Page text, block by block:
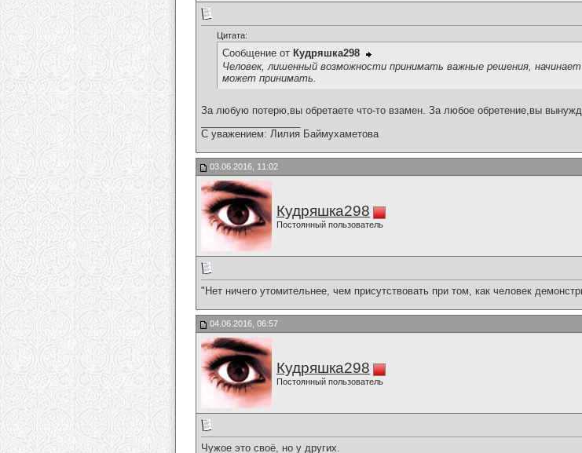
Цитата:
Сообщение от Кудряшка298
Человек, лишенный возможности принимать важные решения,
может принимать.
За любую потерю,вы обретаете что-то взамен. За любое обретение,вы
С уважением: Лилия Баймухаметова
03.06.2016, 11:02
Кудряшка298
Постоянный пользователь
"Нет ничего утомительнее, чем присутствовать при том, как человек
04.06.2016, 06:57
Кудряшка298
Постоянный пользователь
Чужое это своё, но у других.